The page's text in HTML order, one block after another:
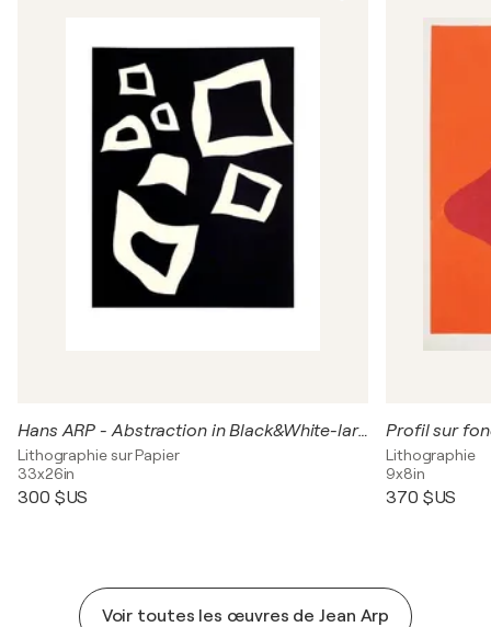
Hans ARP - Abstraction in Black&White-large lithographic impression
Lithographie sur Papier
33x26in
300 $US
Lithographie
9x8in
370 $US
Voir toutes les œuvres de Jean Arp